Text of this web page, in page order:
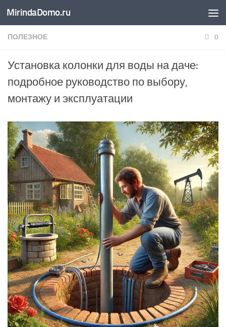
Перейти к содержимому
MirindaDomo.ru
ПОЛЕЗНОЕ 0
Установка колонки для воды на даче:
подробное руководство по выбору,
монтажу и эксплуатации